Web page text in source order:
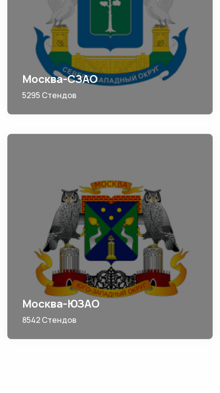
Москва-СЗАО
5295 Стендов
Москва-ЮЗАО
8542 Стендов